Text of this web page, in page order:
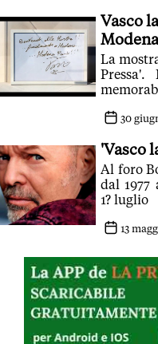
Vasco
Modena
La
Pressa'.
30
'Vasco
Al foro
dal 1977
1? luglio
13